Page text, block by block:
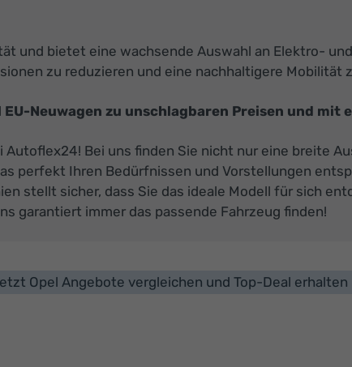
und bietet eine wachsende Auswahl an Elektro-
zu reduzieren und eine nachhaltigere Mobilität
Neuwagen zu unschlagbaren Preisen und mit
Bei uns finden Sie nicht nur eine breite
perfekt Ihren Bedürfnissen und Vorstellungen
stellt sicher, dass Sie das ideale Modell für sich
garantiert immer das passende Fahrzeug finden!
Opel Angebote vergleichen und Top-Deal erhalten